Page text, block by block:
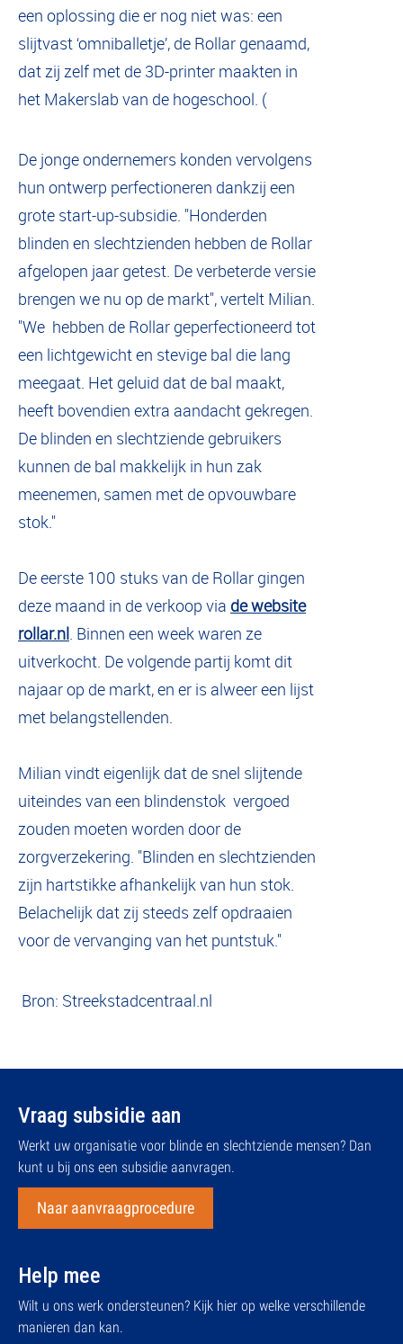
een oplossing die er nog niet was: een
slijtvast ‘omniballetje’, de Rollar genaamd,
dat zij zelf met de 3D-printer maakten in
het Makerslab van de hogeschool. (
De jonge ondernemers konden vervolgens
hun ontwerp perfectioneren dankzij een
grote start-up-subsidie. "Honderden
blinden en slechtzienden hebben de Rollar
afgelopen jaar getest. De verbeterde versie
brengen we nu op de markt", vertelt Milian.
"We hebben de Rollar geperfectioneerd tot
een lichtgewicht en stevige bal die lang
meegaat. Het geluid dat de bal maakt,
heeft bovendien extra aandacht gekregen.
De blinden en slechtziende gebruikers
kunnen de bal makkelijk in hun zak
meenemen, samen met de opvouwbare
stok."
De eerste 100 stuks van de Rollar gingen
deze maand in de verkoop via de website
rollar.nl. Binnen een week waren ze
uitverkocht. De volgende partij komt dit
najaar op de markt, en er is alweer een lijst
met belangstellenden.
Milian vindt eigenlijk dat de snel slijtende
uiteindes van een blindenstok vergoed
zouden moeten worden door de
zorgverzekering. "Blinden en slechtzienden
zijn hartstikke afhankelijk van hun stok.
Belachelijk dat zij steeds zelf opdraaien
voor de vervanging van het puntstuk."
Bron: Streekstadcentraal.nl
Vraag subsidie aan
Werkt uw organisatie voor blinde en slechtziende mensen? Dan
kunt u bij ons een subsidie aanvragen.
Naar aanvraagprocedure
Help mee
Wilt u ons werk ondersteunen? Kijk hier op welke verschillende
manieren dan kan.